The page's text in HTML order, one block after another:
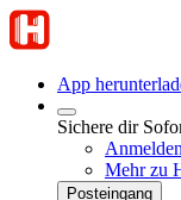
App
Sichere dir
Anmelden
Mehr zu
Posteingang